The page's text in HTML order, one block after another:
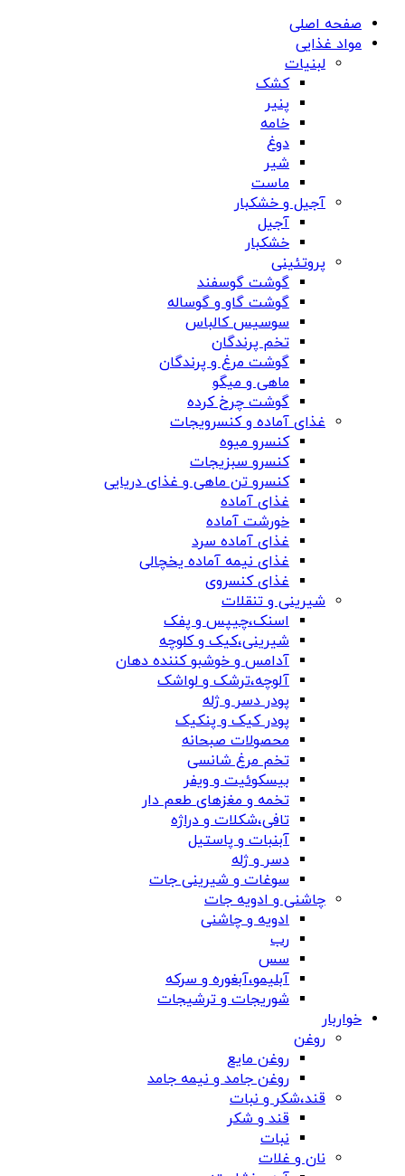
صفحه اصلی
مواد غذایی
لبنیات
کشک
پنیر
خامه
دوغ
شیر
ماست
آجیل و خشکبار
آجیل
خشکبار
پروتئینی
گوشت گوسفند
گوشت گاو و گوساله
سوسیس کالباس
تخم پرندگان
گوشت مرغ و پرندگان
ماهی و میگو
گوشت چرخ کرده
غذای آماده و کنسرویجات
کنسرو میوه
کنسرو سبزیجات
کنسرو تن ماهی و غذای دریایی
غذای آماده
خورشت آماده
غذای آماده سرد
غذای نیمه آماده یخچالی
غذای کنسروی
شیرینی و تنقلات
اسنک،چیپس و پفک
شیرینی،کیک و کلوچه
آدامس و خوشبو کننده دهان
آلوچه،ترشک و لواشک
پودر دسر و ژله
پودر کیک و پنکیک
محصولات صبحانه
تخم مرغ شانسی
بیسکوئیت و ویفر
تخمه و مغزهای طعم دار
تافی،شکلات و دراژه
آبنبات و پاستیل
دسر و ژله
سوغات و شیرینی جات
چاشنی و ادویه جات
ادویه و چاشنی
رب
سس
آبلیمو،آبغوره و سرکه
شوریجات و ترشیجات
خواربار
روغن
روغن مایع
روغن جامد و نیمه جامد
قند،شکر و نبات
قند و شکر
نبات
نان و غلات